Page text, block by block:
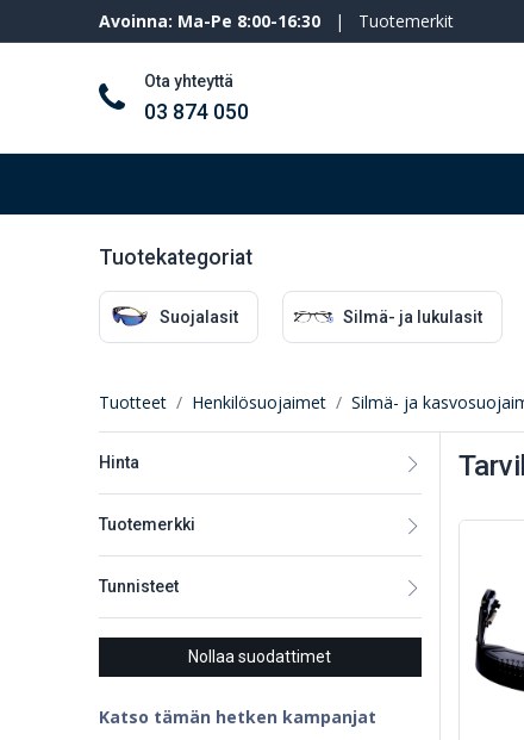
Avoinna: Ma-Pe 8:00-16:30 | Tuotemerkit
Ota yhteyttä
03 874 050
Tuotekategoriat
Suojalasit Silmä- ja lukulasit
Tuotteet Henkilösuojaimet Silmä- ja
Hinta
Tuotemerkki
Tunnisteet
Nollaa suodattimet
Katso tämän hetken kampanjat